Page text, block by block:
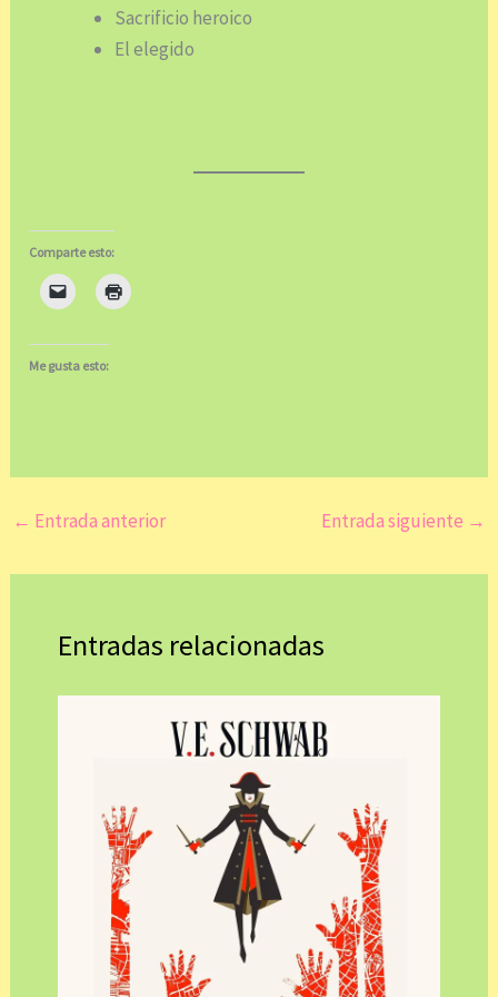
Sacrificio heroico
El elegido
Comparte esto:
Me gusta esto:
← Entrada anterior Entrada siguiente →
Entradas relacionadas